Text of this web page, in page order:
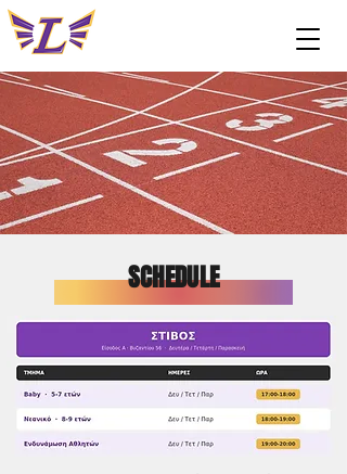
SCHEDULE